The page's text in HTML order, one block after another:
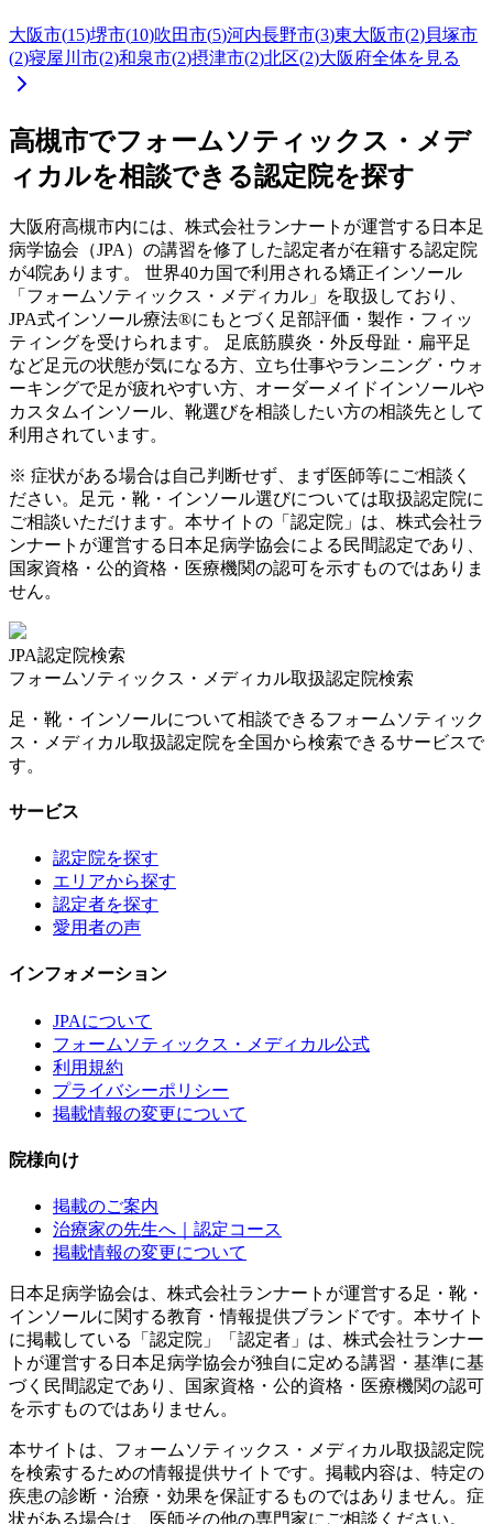
大阪市(15)堺市(10)吹田市(5)河内長野市(3)東大阪市(2)貝塚市
(2)寝屋川市(2)和泉市(2)摂津市(2)北区(2)大阪府全体を見る
高槻市でフォームソティックス・メデ
ィカルを相談できる認定院を探す
大阪府高槻市内には、株式会社ランナートが運営する日本足
病学協会（JPA）の講習を修了した認定者が在籍する認定院
が4院あります。 世界40カ国で利用される矯正インソール
「フォームソティックス・メディカル」を取扱しており、
JPA式インソール療法®にもとづく足部評価・製作・フィッ
ティングを受けられます。 足底筋膜炎・外反母趾・扁平足
など足元の状態が気になる方、立ち仕事やランニング・ウォ
ーキングで足が疲れやすい方、オーダーメイドインソールや
カスタムインソール、靴選びを相談したい方の相談先として
利用されています。
※ 症状がある場合は自己判断せず、まず医師等にご相談く
ださい。足元・靴・インソール選びについては取扱認定院に
ご相談いただけます。本サイトの「認定院」は、株式会社ラ
ンナートが運営する日本足病学協会による民間認定であり、
国家資格・公的資格・医療機関の認可を示すものではありま
せん。
JPA認定院検索
フォームソティックス・メディカル取扱認定院検索
足・靴・インソールについて相談できるフォームソティック
ス・メディカル取扱認定院を全国から検索できるサービスで
す。
サービス
認定院を探す
エリアから探す
認定者を探す
愛用者の声
インフォメーション
JPAについて
フォームソティックス・メディカル公式
利用規約
プライバシーポリシー
掲載情報の変更について
院様向け
掲載のご案内
治療家の先生へ｜認定コース
掲載情報の変更について
日本足病学協会は、株式会社ランナートが運営する足・靴・
インソールに関する教育・情報提供ブランドです。本サイト
に掲載している「認定院」「認定者」は、株式会社ランナー
トが運営する日本足病学協会が独自に定める講習・基準に基
づく民間認定であり、国家資格・公的資格・医療機関の認可
を示すものではありません。
本サイトは、フォームソティックス・メディカル取扱認定院
を検索するための情報提供サイトです。掲載内容は、特定の
疾患の診断・治療・効果を保証するものではありません。症
状がある場合は、医師その他の専門家にご相談ください。